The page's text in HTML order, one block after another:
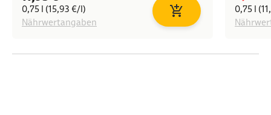
0,75 l (15,93 €/l)
Nährwertangaben
In den Warenkorb
0,75 l